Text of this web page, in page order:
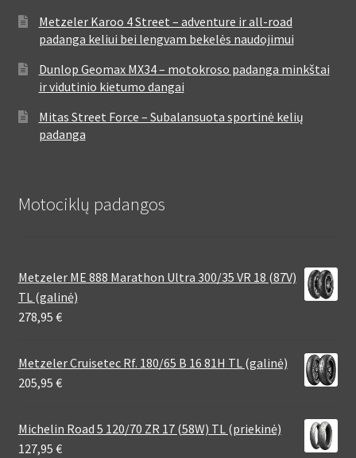
Metzeler Karoo 4 Street – adventure ir all-road
padanga keliui bei lengvam bekelės naudojimui
Dunlop Geomax MX34 – motokroso padanga minkštai
ir vidutinio kietumo dangai
Mitas Street Force – Subalansuota sportinė kelių
padanga
Motociklų padangos
Metzeler ME 888 Marathon Ultra 300/35 VR 18 (87V)
TL (galinė)
278,95 €
Metzeler Cruisetec Rf. 180/65 B 16 81H TL (galinė)
205,95 €
Michelin Road 5 120/70 ZR 17 (58W) TL (priekinė)
127,95 €